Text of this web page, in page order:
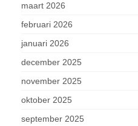
maart 2026
februari 2026
januari 2026
december 2025
november 2025
oktober 2025
september 2025